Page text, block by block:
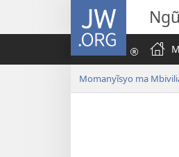
JW.ORG
Momanyĩsyo ma